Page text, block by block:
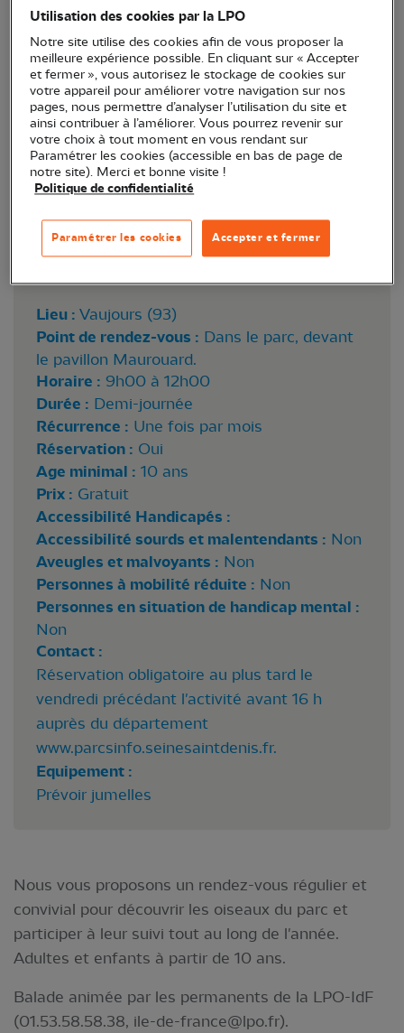
Lieu : Vaujours (93)
Point de rendez-vous : Dans le parc, devant
le pavillon Maurouard.
Horaire : 9h00 à 12h00
Durée : Demi-journée
Récurrence : Une fois par mois
Réservation : Oui
Age minimal : 10 ans
Prix : Gratuit
Accessibilité Handicapés :
Accessibilité sourds et malentendants : Non
Aveugles et malvoyants : Non
Personnes à mobilité réduite : Non
Personnes en situation de handicap mental :
Non
Contact :
Réservation obligatoire au plus tard le
vendredi précédant l'activité avant 16 h
auprès du département
www.parcsinfo.seinesaintdenis.fr.
Equipement :
Prévoir jumelles
Nous vous proposons un rendez-vous régulier et
convivial pour découvrir les oiseaux du parc et
participer à leur suivi tout au long de l'année.
Adultes et enfants à partir de 10 ans.
Balade animée par les permanents de la LPO-IdF
(01.53.58.58.38, ile-de-france@lpo.fr).
Utilisation des cookies par la LPO
Notre site utilise des cookies afin de vous proposer la
meilleure expérience possible. En cliquant sur « Accepter
et fermer », vous autorisez le stockage de cookies sur
votre appareil pour améliorer votre navigation sur nos
pages, nous permettre d’analyser l’utilisation du site et
ainsi contribuer à l’améliorer. Vous pourrez revenir sur
votre choix à tout moment en vous rendant sur
Paramétrer les cookies (accessible en bas de page de
notre site). Merci et bonne visite !
Politique de confidentialité
Accepter et fermer
Paramétrer les cookies